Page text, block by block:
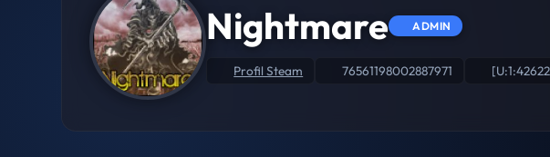
Nightmare ADMIN
Profil Steam 76561198002887971